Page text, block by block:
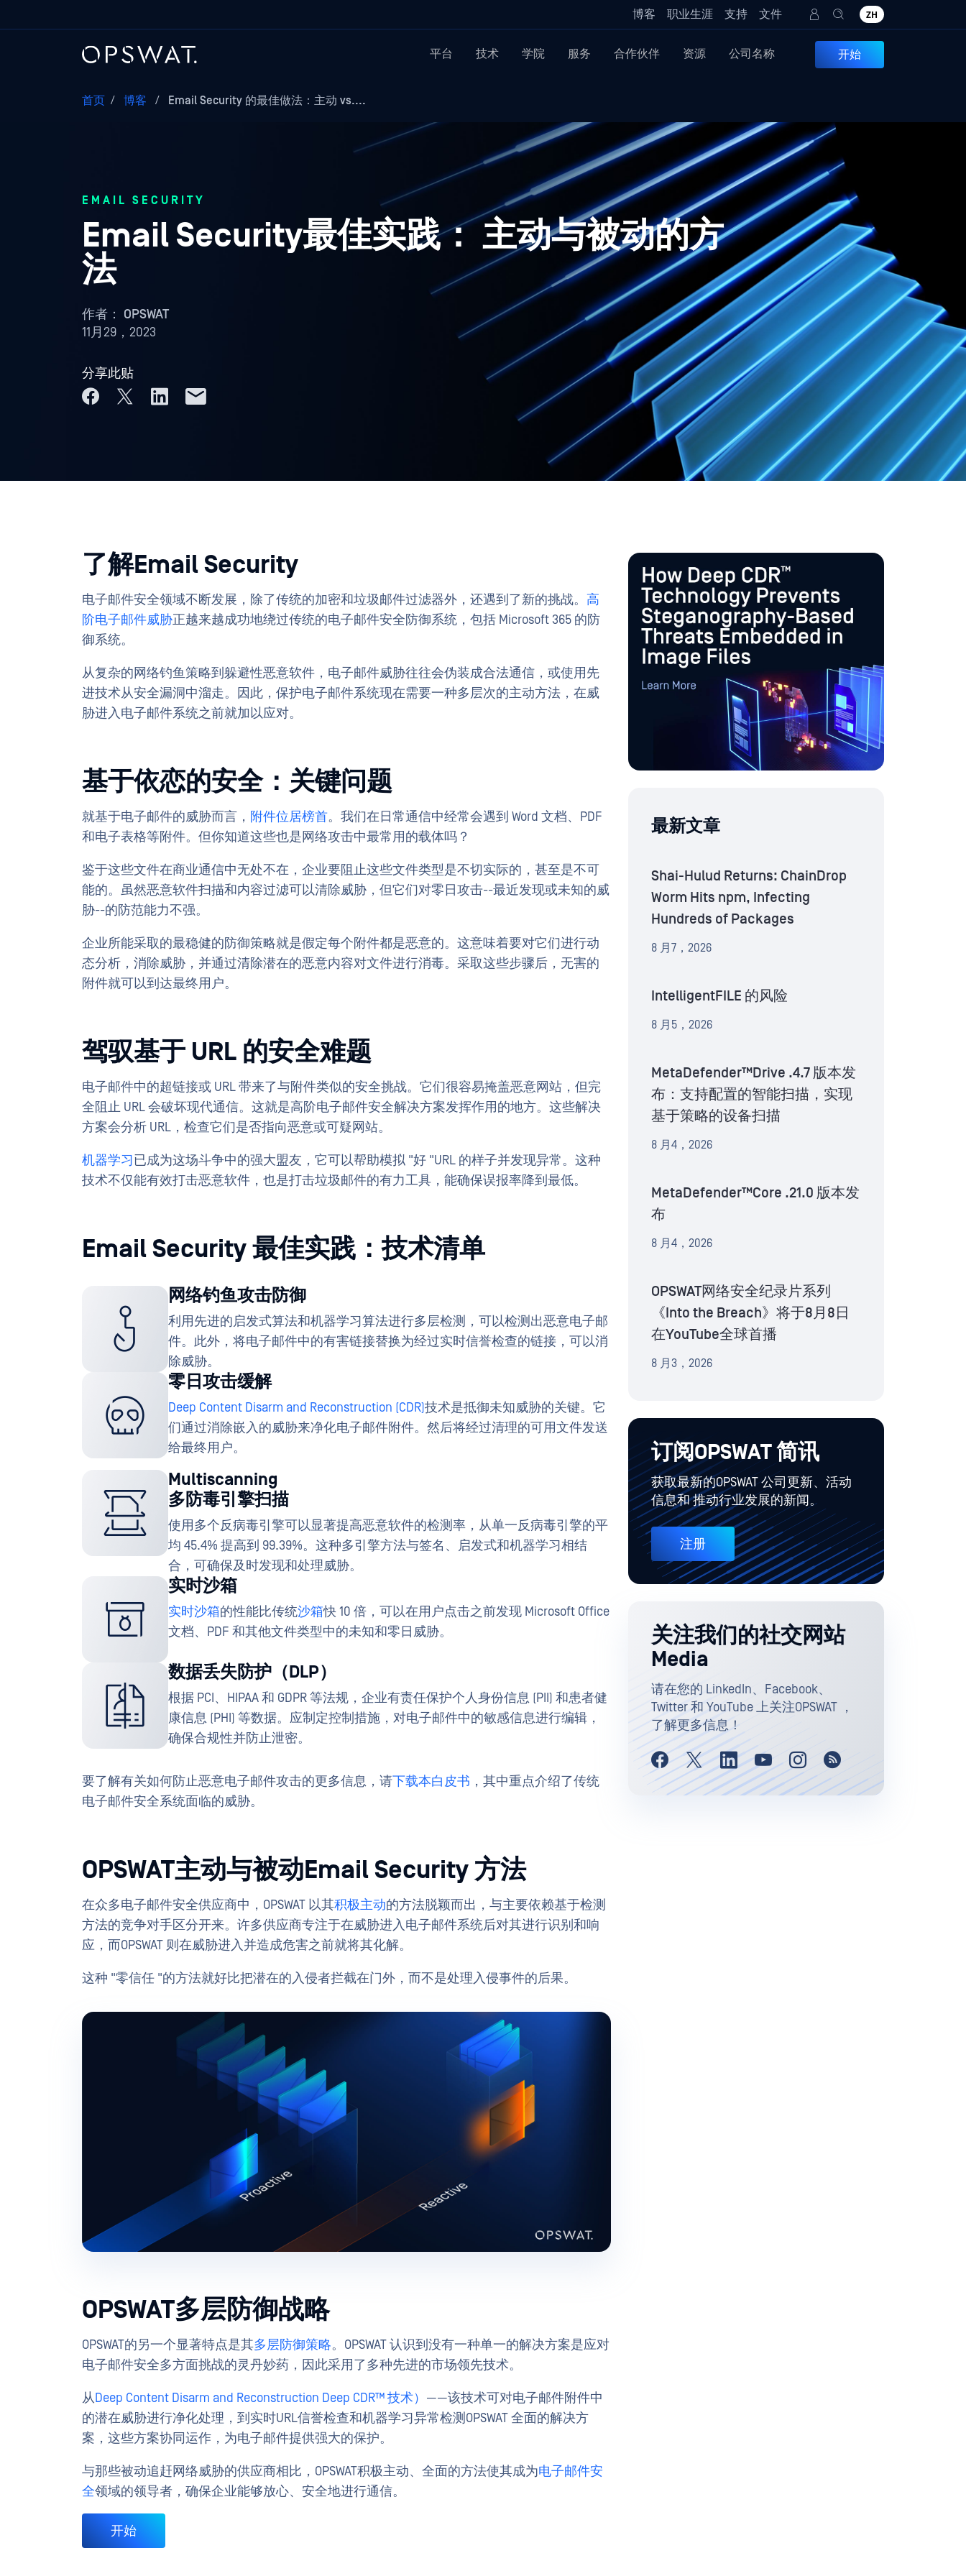
博客 职业生涯 支持 文件 ZH
平台 技术 学院 服务 合作伙伴 资源 公司名称 开始
首页 / 博客 / Email Security 的最佳做法：主动 vs....
EMAIL SECURITY
Email Security最佳实践： 主动与被动的方
法
作者： OPSWAT
11月29，2023
分享此贴
了解Email Security
电子邮件安全领域不断发展，除了传统的加密和垃圾邮件过滤器外，还遇到了新的挑战。 高
阶电子邮件威胁正越来越成功地绕过传统的电子邮件安全防御系统，包括 Microsoft 365 的防
御系统。
从复杂的网络钓鱼策略到躲避性恶意软件，电子邮件威胁往往会伪装成合法通信，或使用先
进技术从安全漏洞中溜走。因此，保护电子邮件系统现在需要一种多层次的主动方法，在威
胁进入电子邮件系统之前就加以应对。
基于依恋的安全：关键问题
就基于电子邮件的威胁而言， 附件位居榜首。我们在日常通信中经常会遇到 Word 文档、PDF
和电子表格等附件。但你知道这些也是网络攻击中最常用的载体吗？
鉴于这些文件在商业通信中无处不在，企业要阻止这些文件类型是不切实际的，甚至是不可
能的。虽然恶意软件扫描和内容过滤可以清除威胁，但它们对零日攻击--最近发现或未知的威
胁--的防范能力不强。
企业所能采取的最稳健的防御策略就是假定每个附件都是恶意的。这意味着要对它们进行动
态分析，消除威胁，并通过清除潜在的恶意内容对文件进行消毒。采取这些步骤后，无害的
附件就可以到达最终用户。
驾驭基于 URL 的安全难题
电子邮件中的超链接或 URL 带来了与附件类似的安全挑战。它们很容易掩盖恶意网站，但完
全阻止 URL 会破坏现代通信。这就是高阶电子邮件安全解决方案发挥作用的地方。这些解决
方案会分析 URL，检查它们是否指向恶意或可疑网站。
机器学习 已成为这场斗争中的强大盟友，它可以帮助模拟 "好 "URL 的样子并发现异常。这种
技术不仅能有效打击恶意软件，也是打击垃圾邮件的有力工具，能确保误报率降到最低。
Email Security 最佳实践：技术清单
网络钓鱼攻击防御
利用先进的启发式算法和机器学习算法进行多层检测，可以检测出恶意电子邮
件。此外，将电子邮件中的有害链接替换为经过实时信誉检查的链接，可以消
除威胁。
零日攻击缓解
Deep Content Disarm and Reconstruction (CDR)技术是抵御未知威胁的关键。它
们通过消除嵌入的威胁来净化电子邮件附件。然后将经过清理的可用文件发送
给最终用户。
Multiscanning
多防毒引擎扫描
使用多个反病毒引擎可以显著提高恶意软件的检测率，从单一反病毒引擎的平
均 45.4% 提高到 99.39%。这种多引擎方法与签名、启发式和机器学习相结
合，可确保及时发现和处理威胁。
实时沙箱
实时沙箱的性能比传统沙箱快 10 倍，可以在用户点击之前发现 Microsoft Office
文档、PDF 和其他文件类型中的未知和零日威胁。
数据丢失防护（DLP）
根据 PCI、HIPAA 和 GDPR 等法规，企业有责任保护个人身份信息 (PII) 和患者健
康信息 (PHI) 等数据。应制定控制措施，对电子邮件中的敏感信息进行编辑，
确保合规性并防止泄密。
要了解有关如何防止恶意电子邮件攻击的更多信息，请下载本白皮书 ，其中重点介绍了传统
电子邮件安全系统面临的威胁。
OPSWAT主动与被动Email Security 方法
在众多电子邮件安全供应商中，OPSWAT 以其积极主动的方法脱颖而出，与主要依赖基于检测
方法的竞争对手区分开来。许多供应商专注于在威胁进入电子邮件系统后对其进行识别和响
应，而OPSWAT 则在威胁进入并造成危害之前就将其化解。
这种 "零信任 "的方法就好比把潜在的入侵者拦截在门外，而不是处理入侵事件的后果。
OPSWAT多层防御战略
OPSWAT的另一个显著特点是其多层防御策略。OPSWAT 认识到没有一种单一的解决方案是应对
电子邮件安全多方面挑战的灵丹妙药，因此采用了多种先进的市场领先技术。
从Deep Content Disarm and Reconstruction Deep CDR™ 技术） ——该技术可对电子邮件附件中
的潜在威胁进行净化处理，到实时URL信誉检查和机器学习异常检测OPSWAT 全面的解决方
案，这些方案协同运作，为电子邮件提供强大的保护。
与那些被动追赶网络威胁的供应商相比，OPSWAT积极主动、全面的方法使其成为电子邮件安
全领域的领导者，确保企业能够放心、安全地进行通信。
开始
最新文章
Shai-Hulud Returns: ChainDrop
Worm Hits npm, Infecting
Hundreds of Packages
8 月7，2026
IntelligentFILE 的风险
8 月5，2026
MetaDefender™Drive .4.7 版本发
布：支持配置的智能扫描，实现
基于策略的设备扫描
8 月4，2026
MetaDefender™Core .21.0 版本发
布
8 月4，2026
OPSWAT网络安全纪录片系列
《Into the Breach》将于8月8日
在YouTube全球首播
8 月3，2026
订阅OPSWAT 简讯
获取最新的OPSWAT 公司更新、活动
信息和 推动行业发展的新闻。
注册
关注我们的社交网站
Media
请在您的 LinkedIn、Facebook、
Twitter 和 YouTube 上关注OPSWAT ，
了解更多信息！